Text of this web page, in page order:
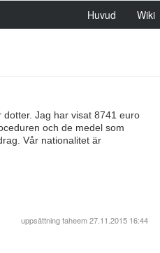
Huvud Wiki
Jag har visat 8741 euro
och de medel som
Vår nationalitet är
uppsättningfaheem27.11.2015 16:44